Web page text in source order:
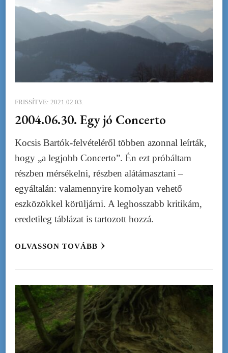
FRISSÍTVE: 2021.02.03.
2004.06.30. Egy jó Concerto
Kocsis Bartók-felvételéről többen azonnal leírták,
hogy „a legjobb Concerto”. Én ezt próbáltam
részben mérsékelni, részben alátámasztani –
egyáltalán: valamennyire komolyan vehető
eszközökkel körüljárni. A leghosszabb kritikám,
eredetileg táblázat is tartozott hozzá.
OLVASSON TOVÁBB